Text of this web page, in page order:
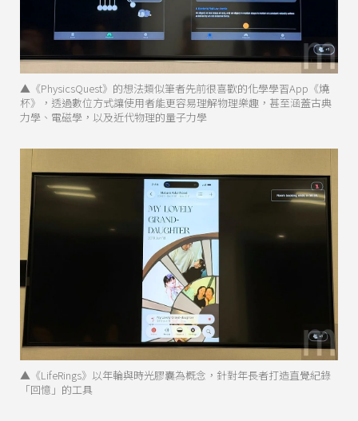
▲《PhysicsQuest》的想法類似筆者先前很喜歡的化學學習App《燒
杯》，透過數位方式讓使用者能更容易理解物理樂趣，甚至涵蓋古典
力學、電磁學，以及近代物理的量子力學
▲《LifeRings》以年輪與時光膠囊為概念，針對年長者打造直覺紀錄
「回憶」的工具